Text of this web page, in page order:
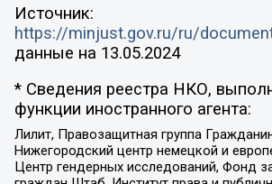
Источник:
https://minjust.gov.ru/ru/
данные на 13.05.2024
* Сведения реестра НКО,
функции иностранного агента:
Лилит, Правозащитная группа
Нижегородский центр немецкой и
Центр гендерных исследований, Фонд